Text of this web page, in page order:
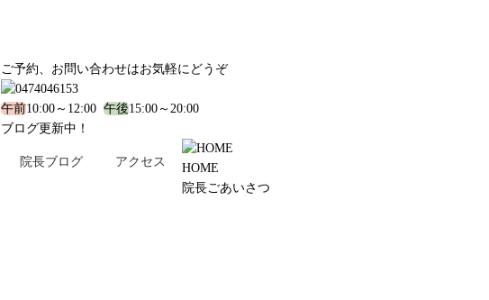
ご予約、お問い合わせはお気軽にどうぞ
午前10:00～12:00 午後15:00～20:00
ブログ更新中！
院長ブログ アクセス
HOME
院長ごあいさつ